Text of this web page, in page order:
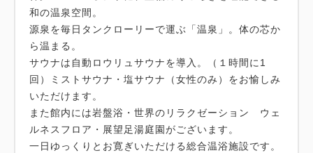
和の温泉空間。
源泉を毎日タンクローリーで運ぶ「温泉」。体の芯か
ら温まる。
サウナは自動ロウリュサウナを導入。（１時間に1
回）ミストサウナ・塩サウナ（女性のみ）をお愉しみ
いただけます。
また館内には岩盤浴・世界のリラクゼーション ウェ
ルネスフロア・展望足湯庭園がございます。
一日ゆっくりとお寛ぎいただける総合温浴施設です。